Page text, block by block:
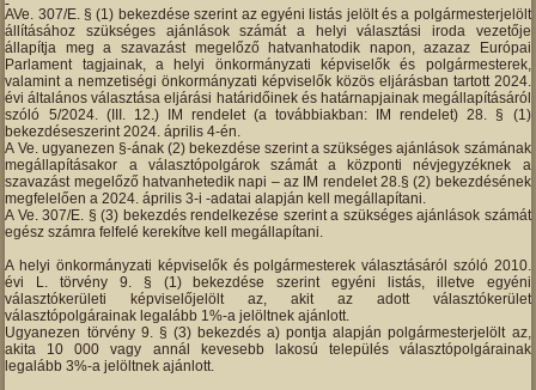
AVe. 307/E. § (1) bekezdése szerint az egyéni listás jelölt és a polgármesterjelölt
állításához szükséges ajánlások számát a helyi választási iroda vezetője
állapítja meg a szavazást megelőző hatvanhatodik napon, azazaz Európai
Parlament tagjainak, a helyi önkormányzati képviselők és polgármesterek,
valamint a nemzetiségi önkormányzati képviselők közös eljárásban tartott 2024.
évi általános választása eljárási határidőinek és határnapjainak megállapításáról
szóló 5/2024. (III. 12.) IM rendelet (a továbbiakban: IM rendelet) 28. § (1)
bekezdéseszerint 2024. április 4-én.
A Ve. ugyanezen §-ának (2) bekezdése szerint a szükséges ajánlások számának
megállapításakor a választópolgárok számát a központi névjegyzéknek a
szavazást megelőző hatvanhetedik napi – az IM rendelet 28.§ (2) bekezdésének
megfelelően a 2024. április 3-i -adatai alapján kell megállapítani.
A Ve. 307/E. § (3) bekezdés rendelkezése szerint a szükséges ajánlások számát
egész számra felfelé kerekítve kell megállapítani.
A helyi önkormányzati képviselők és polgármesterek választásáról szóló 2010.
évi L. törvény 9. § (1) bekezdése szerint egyéni listás, illetve egyéni
választókerületi képviselőjelölt az, akit az adott választókerület
választópolgárainak legalább 1%-a jelöltnek ajánlott.
Ugyanezen törvény 9. § (3) bekezdés a) pontja alapján polgármesterjelölt az,
akita 10 000 vagy annál kevesebb lakosú település választópolgárainak
legalább 3%-a jelöltnek ajánlott.